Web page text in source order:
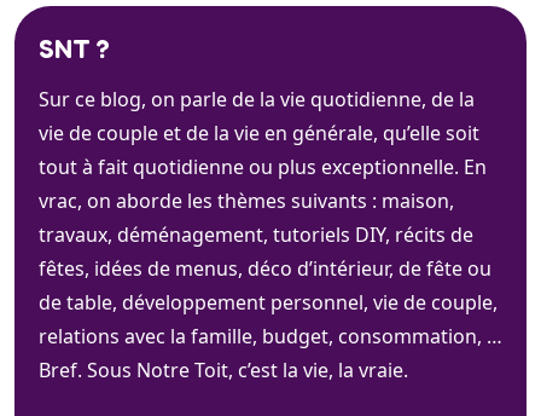
SNT ?
Sur ce blog, on parle de la vie quotidienne, de la
vie de couple et de la vie en générale, qu’elle soit
tout à fait quotidienne ou plus exceptionnelle. En
vrac, on aborde les thèmes suivants : maison,
travaux, déménagement, tutoriels DIY, récits de
fêtes, idées de menus, déco d’intérieur, de fête ou
de table, développement personnel, vie de couple,
relations avec la famille, budget, consommation, …
Bref. Sous Notre Toit, c’est la vie, la vraie.